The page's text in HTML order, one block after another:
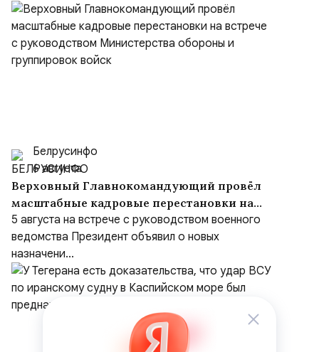
Белрусинфо
6 августа
Верховный Главнокомандующий провёл
масштабные кадровые перестановки на
встрече с руководством Министерства
обороны и группировок войск
5 августа на встрече с руководством военного
ведомства Президент объявил о новых
назначени...